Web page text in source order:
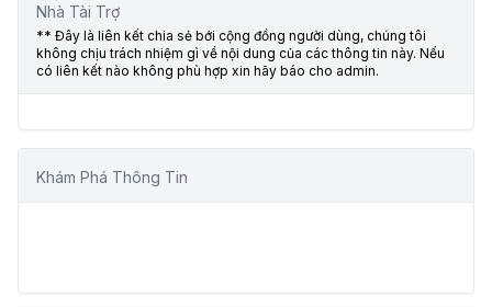
Nhà Tài Trợ
** Đây là liên kết chia sẻ bới cộng đồng người dùng, chúng tôi
không chịu trách nhiệm gì về nội dung của các thông tin này. Nếu
có liên kết nào không phù hợp xin hãy báo cho admin.
Khám Phá Thông Tin